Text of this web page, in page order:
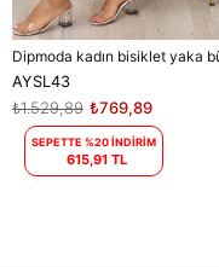
AYSL43
₺769,89
₺1.529,89
SEPETTE %20 İNDİRİM
615,91 TL